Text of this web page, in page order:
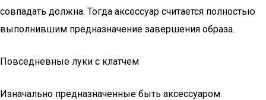
совпадать должна. Тогда аксессуар считается полностью
выполнившим предназначение завершения образа.
Повседневные луки с клатчем
Изначально предназначенные быть аксессуаром